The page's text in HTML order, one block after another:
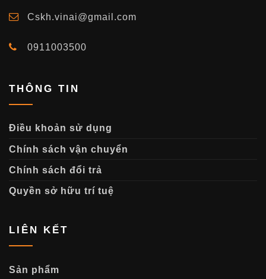
Cskh.vinai@gmail.com
0911003500
THÔNG TIN
Điều khoản sử dụng
Chính sách vận chuyển
Chính sách đổi trả
Quyền sở hữu trí tuệ
LIÊN KẾT
Sản phẩm